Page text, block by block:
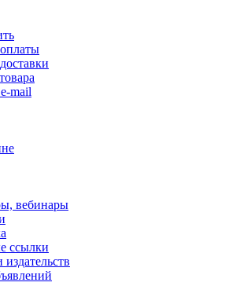
mail
вебинары
ссылки
издательств